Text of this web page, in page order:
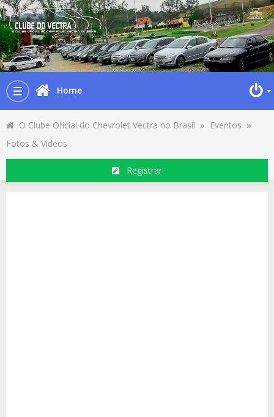
Toggle
navigation
Home
O Clube Oficial do Chevrolet Vectra no Brasil » Eventos »
Fotos & Videos
Registrar